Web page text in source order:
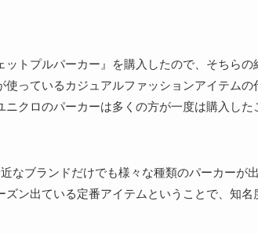
トプルパーカー』を購入したので、そちらの
っているカジュアルファッションアイテム
クロのパーカーは多くの方が一度は購入し
なブランドだけでも様々な種類のパーカーが
ン出ている定番アイテムということで、知